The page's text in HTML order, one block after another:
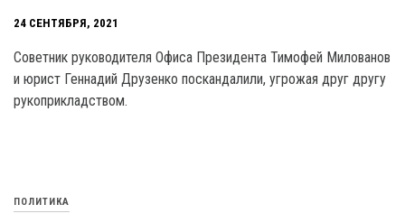
24 СЕНТЯБРЯ, 2021
Советник руководителя Офиса Президента Тимофей Милованов
и юрист Геннадий Друзенко поскандалили, угрожая друг другу
рукоприкладством.
ПОЛИТИКА